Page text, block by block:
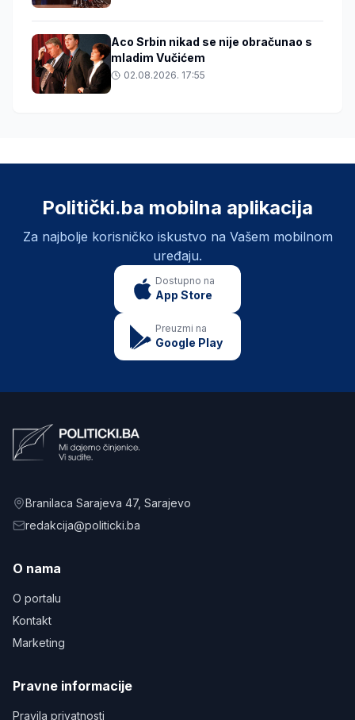
Aco Srbin nikad se nije obračunao s
mladim Vučićem
02.08.2026. 17:55
Politički.ba mobilna aplikacija
Za najbolje korisničko iskustvo na Vašem mobilnom
uređaju.
Dostupno na
App Store
Preuzmi na
Google Play
Branilaca Sarajeva 47, Sarajevo
redakcija@politicki.ba
O nama
O portalu
Kontakt
Marketing
Pravne informacije
Pravila privatnosti